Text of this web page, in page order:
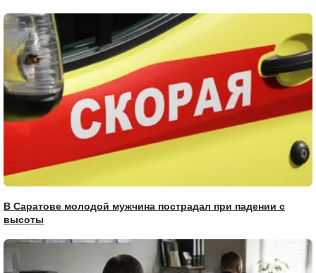
В Саратове молодой мужчина пострадал при падении с
высоты